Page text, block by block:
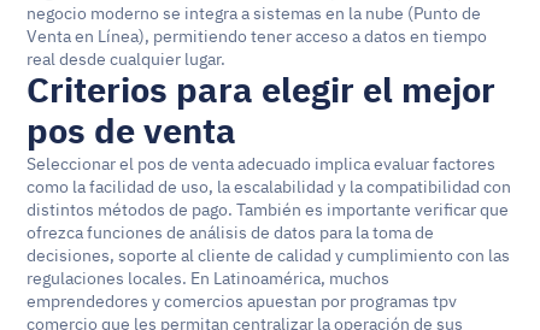
negocio moderno se integra a sistemas en la nube (Punto de
Venta en Línea), permitiendo tener acceso a datos en tiempo
real desde cualquier lugar.
Criterios para elegir el mejor
pos de venta
Seleccionar el pos de venta adecuado implica evaluar factores
como la facilidad de uso, la escalabilidad y la compatibilidad con
distintos métodos de pago. También es importante verificar que
ofrezca funciones de análisis de datos para la toma de
decisiones, soporte al cliente de calidad y cumplimiento con las
regulaciones locales. En Latinoamérica, muchos
emprendedores y comercios apuestan por programas tpv
comercio que les permitan centralizar la operación de sus